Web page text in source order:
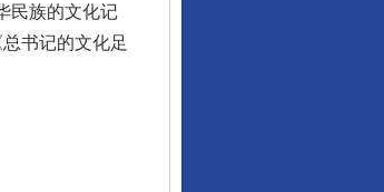
民族的文化记
书记的文化足